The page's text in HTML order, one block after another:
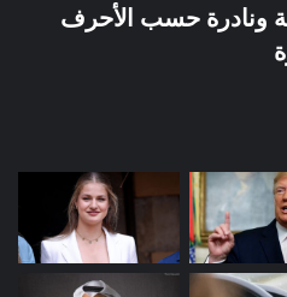
ونادرة حسب الأحرف